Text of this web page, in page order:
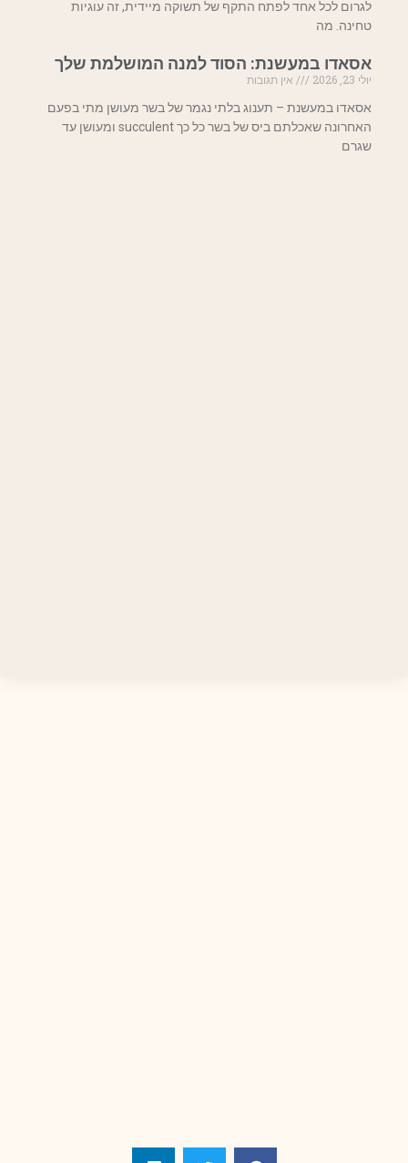
לגרום לכל אחד לפתח התקף של תשוקה מיידית, זה עוגיות
טחינה. מה
אסאדו במעשנת: הסוד למנה המושלמת שלך
יולי 23, 2026
אין תגובות
אסאדו במעשנת – תענוג בלתי נגמר של בשר מעושן מתי בפעם
האחרונה שאכלתם ביס של בשר כל כך succulent ומעושן עד
שגרם